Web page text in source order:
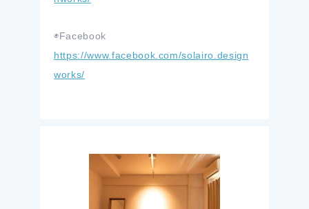
◉Facebook
https://www.facebook.com/solairo.design
works/